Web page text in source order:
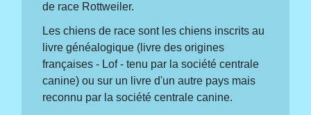
de race Rottweiler.
Les chiens de race sont les chiens inscrits au
livre généalogique (livre des origines
françaises - Lof - tenu par la société centrale
canine) ou sur un livre d'un autre pays mais
reconnu par la société centrale canine.